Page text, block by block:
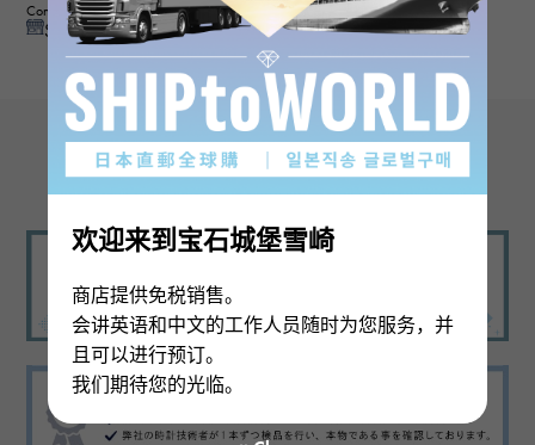
欢迎来到宝石城堡雪崎
商店提供免税销售。
会讲英语和中文的工作人员随时为您服务，并
且可以进行预订。
我们期待您的光临。
Contributor : 40th generationmale
See reply from store
View more reviews